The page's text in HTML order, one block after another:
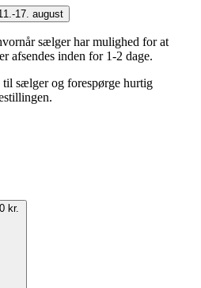
17. august
sælger har mulighed for at
afsendes inden for 1-2 dage.
sælger og forespørge hurtig
kr.